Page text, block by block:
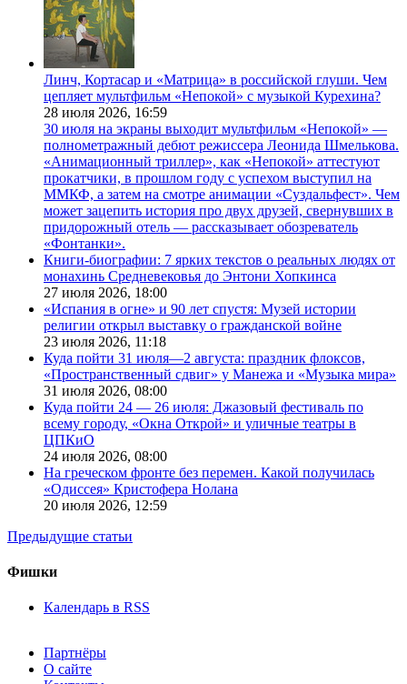
Линч, Кортасар и «Матрица» в российской глуши. Чем
цепляет мультфильм «Непокой» с музыкой Курехина?
28 июля 2026, 16:59
30 июля на экраны выходит мультфильм «Непокой» —
полнометражный дебют режиссера Леонида Шмелькова.
«Анимационный триллер», как «Непокой» аттестуют
прокатчики, в прошлом году с успехом выступил на
ММКФ, а затем на смотре анимации «Суздальфест». Чем
может зацепить история про двух друзей, свернувших в
придорожный отель — рассказывает обозреватель
«Фонтанки».
Книги-биографии: 7 ярких текстов о реальных людях от
монахинь Средневековья до Энтони Хопкинса
27 июля 2026, 18:00
«Испания в огне» и 90 лет спустя: Музей истории
религии открыл выставку о гражданской войне
23 июля 2026, 11:18
Куда пойти 31 июля—2 августа: праздник флоксов,
«Пространственный сдвиг» у Манежа и «Музыка мира»
31 июля 2026, 08:00
Куда пойти 24 — 26 июля: Джазовый фестиваль по
всему городу, «Окна Открой» и уличные театры в
ЦПКиО
24 июля 2026, 08:00
На греческом фронте без перемен. Какой получилась
«Одиссея» Кристофера Нолана
20 июля 2026, 12:59
Предыдущие статьи
Фишки
Календарь в RSS
Партнёры
О сайте